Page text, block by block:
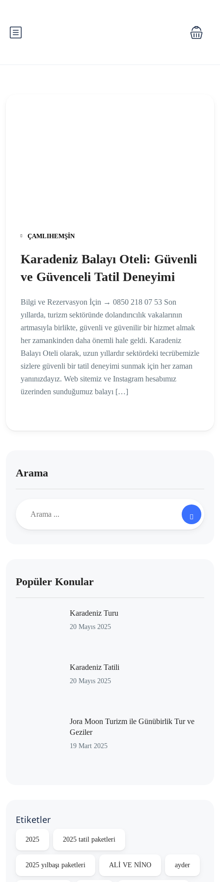
ÇAMLIHEMŞIN
Karadeniz Balayı Oteli: Güvenli
ve Güvenceli Tatil Deneyimi
Bilgi ve Rezervasyon İçin → 0850 218 07 53 Son
yıllarda, turizm sektöründe dolandırıcılık vakalarının
artmasıyla birlikte, güvenli ve güvenilir bir hizmet almak
her zamankinden daha önemli hale geldi. Karadeniz
Balayı Oteli olarak, uzun yıllardır sektördeki tecrübemizle
sizlere güvenli bir tatil deneyimi sunmak için her zaman
yanınızdayız. Web sitemiz ve Instagram hesabımız
üzerinden sunduğumuz balayı […]
Arama
Popüler Konular
Karadeniz Turu
20 Mayıs 2025
Karadeniz Tatili
20 Mayıs 2025
Jora Moon Turizm ile Günübirlik Tur ve
Geziler
19 Mart 2025
Etiketler
2025 2025 tatil paketleri
2025 yılbaşı paketleri ALİ VE NİNO ayder